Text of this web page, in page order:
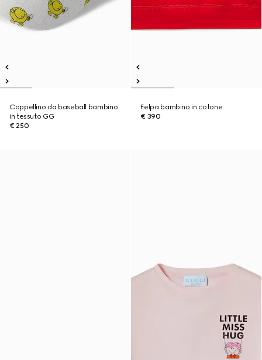
Cappellino da baseball bambino
in tessuto GG
€ 250
Felpa bambino in cotone
€ 390